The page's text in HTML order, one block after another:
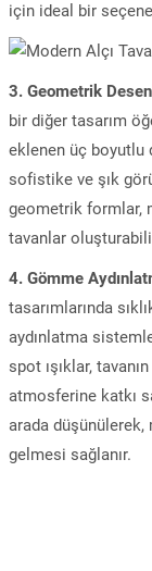
için ideal bir
3. Geometrik
bir diğer tasarım
eklenen üç boyutlu
sofistike ve şık
geometrik formlar,
tavanlar
4. Gömme
tasarımlarında
aydınlatma
spot ışıklar,
atmosferine katkı
arada düşünülerek,
gelmesi sağlanır.